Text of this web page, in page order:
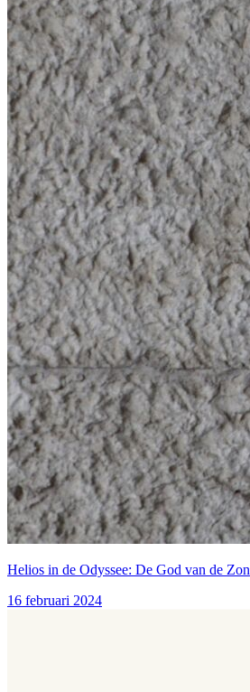
Helios in de Odyssee: De God van de Zon
16 februari 2024